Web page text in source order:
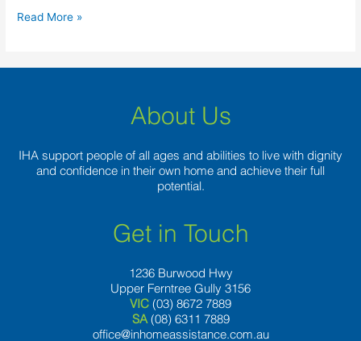
Read More »
About Us
IHA support people of all ages and abilities to live with dignity
and confidence in their own home and achieve their full
potential.
Get in Touch
1236 Burwood Hwy
Upper Ferntree Gully 3156
VIC (03) 8672 7889
SA (08) 6311 7889
office@inhomeassistance.com.au